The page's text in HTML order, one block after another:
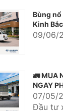
mại...
Bùng
Kinh
09/06/
🚛 MUA
NGAY
07/05/
Đầu tư